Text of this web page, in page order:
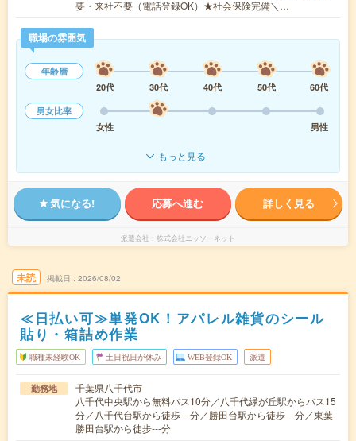
要・来社不要（電話登録OK）★社会保険完備＼…
職場の雰囲気
年齢層
20代
30代 40代 50代
60代
男女比率
女性
男性
もっと見る
気になる! 応募へ進む 詳しく見る
派遣会社 株式会社ニッソーネット
未読 掲載日 2026/08/02
≪日払い可≫単発OK！アパレル雑貨のシール
貼り・箱詰め作業
職種未経験OK 土日祝日が休み WEB登録OK 派遣
勤務地
千葉県八千代市
八千代中央駅から無料バス10分／八千代緑が丘駅からバス15
分／八千代台駅から徒歩---分／勝田台駅から徒歩---分／東葉
勝田台駅から徒歩---分